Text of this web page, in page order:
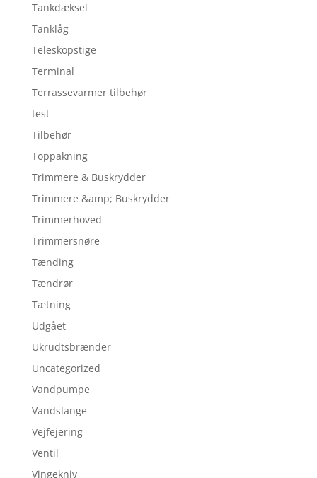
Tankdæksel
Tanklåg
Teleskopstige
Terminal
Terrassevarmer tilbehør
test
Tilbehør
Toppakning
Trimmere & Buskrydder
Trimmere &amp; Buskrydder
Trimmerhoved
Trimmersnøre
Tænding
Tændrør
Tætning
Udgået
Ukrudtsbrænder
Uncategorized
Vandpumpe
Vandslange
Vejfejering
Ventil
Vingekniv